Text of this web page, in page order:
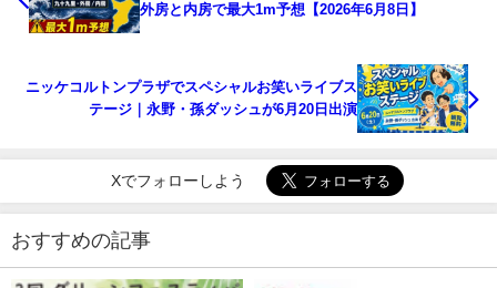
外房と内房で最大1m予想【2026年6月8日】
ニッケコルトンプラザでスペシャルお笑いライブス
テージ｜永野・孫ダッシュが6月20日出演
Xでフォローしよう
おすすめの記事